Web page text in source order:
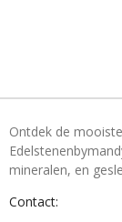
Ontdek de
mineralen, en
Contact: